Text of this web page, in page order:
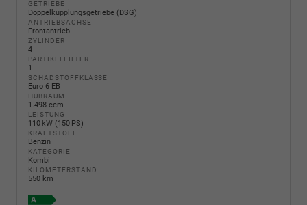
GETRIEBE
Doppelkupplungsgetriebe (DSG)
ANTRIEBSACHSE
Frontantrieb
ZYLINDER
4
PARTIKELFILTER
1
SCHADSTOFFKLASSE
Euro 6 EB
HUBRAUM
1.498 ccm
LEISTUNG
110 kW (150 PS)
KRAFTSTOFF
Benzin
KATEGORIE
Kombi
KILOMETERSTAND
550 km